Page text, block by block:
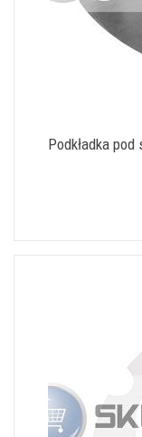
Podkładka